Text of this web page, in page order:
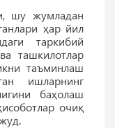
шу жумладан
ҳар йил
таркибий
ташкилотлар
таъминлаш
ишларнинг
баҳолаш
очиқ